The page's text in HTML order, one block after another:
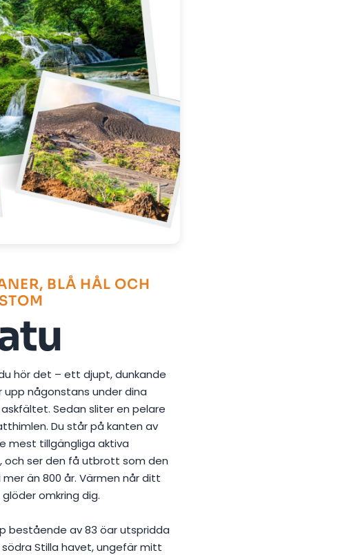
BLÅ HÅL OCH
hör det – ett djupt, dunkande
någonstans under dina
Sedan sliter en pelare
Du står på kanten av
mest tillgängliga aktiva
och ser den få utbrott som den
än 800 år. Värmen når ditt
omkring dig.
bestående av 83 öar utspridda
södra Stilla havet, ungefär mitt